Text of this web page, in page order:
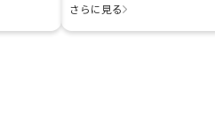
さらに見る